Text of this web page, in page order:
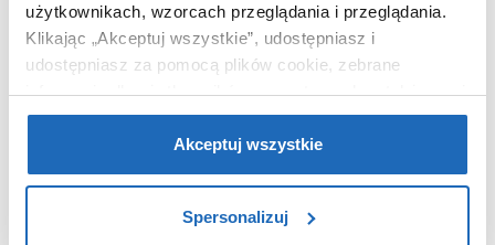
użytkownikach, wzorcach przeglądania i przeglądania.
Klikając „Akceptuj wszystkie”, udostępniasz i
udostępniasz za pomocą plików cookie, zebrane
informacje dla użytkowników zewnętrznych, a także nasi
partnerzy reklamowi.Jeśli chcesz, włącz „Tylko
wymagane pliki cookie”.Pamiętaj jednak, że
zablokowane niektóre pliki cookie mogą mieć wpływ na
Akceptuj wszystkie
Spersonalizuj
Wymiary z
opakowaniem
148 x 5 x 98 cm
Waga z
14,90 kg